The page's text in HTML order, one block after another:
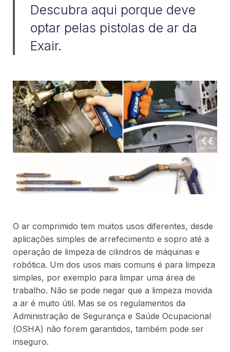
Descubra aqui porque deve
optar pelas pistolas de ar da
Exair.
O ar comprimido tem muitos usos diferentes, desde
aplicações simples de arrefecimento e sopro até a
operação de limpeza de cilindros de máquinas e
robótica. Um dos usos mais comuns é para limpeza
simples, por exemplo para limpar uma área de
trabalho. Não se pode negar que a limpeza movida
a ar é muito útil. Mas se os regulamentos da
Administração de Segurança e Saúde Ocupacional
(OSHA) não forem garantidos, também pode ser
inseguro.